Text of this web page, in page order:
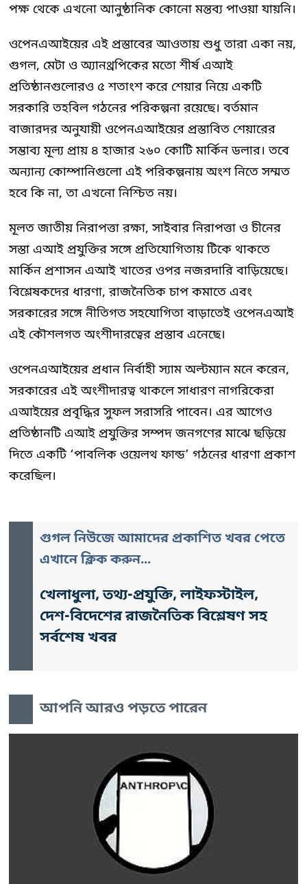
পক্ষ থেকে এখনো আনুষ্ঠানিক কোনো মন্তব্য পাওয়া যায়নি।
ওপেনএআইয়ের এই প্রস্তাবের আওতায় শুধু তারা একা নয়,
গুগল, মেটা ও অ্যানথ্রপিকের মতো শীর্ষ এআই
প্রতিষ্ঠানগুলোরও ৫ শতাংশ করে শেয়ার নিয়ে একটি
সরকারি তহবিল গঠনের পরিকল্পনা রয়েছে। বর্তমান
বাজারদর অনুযায়ী ওপেনএআইয়ের প্রস্তাবিত শেয়ারের
সম্ভাব্য মূল্য প্রায় ৪ হাজার ২৬০ কোটি মার্কিন ডলার। তবে
অন্যান্য কোম্পানিগুলো এই পরিকল্পনায় অংশ নিতে সম্মত
হবে কি না, তা এখনো নিশ্চিত নয়।
মূলত জাতীয় নিরাপত্তা রক্ষা, সাইবার নিরাপত্তা ও চীনের
সস্তা এআই প্রযুক্তির সঙ্গে প্রতিযোগিতায় টিকে থাকতে
মার্কিন প্রশাসন এআই খাতের ওপর নজরদারি বাড়িয়েছে।
বিশ্লেষকদের ধারণা, রাজনৈতিক চাপ কমাতে এবং
সরকারের সঙ্গে নীতিগত সহযোগিতা বাড়াতেই ওপেনএআই
এই কৌশলগত অংশীদারত্বের প্রস্তাব এনেছে।
ওপেনএআইয়ের প্রধান নির্বাহী স্যাম অল্টম্যান মনে করেন,
সরকারের এই অংশীদারত্ব থাকলে সাধারণ নাগরিকেরা
এআইয়ের প্রবৃদ্ধির সুফল সরাসরি পাবেন। এর আগেও
প্রতিষ্ঠানটি এআই প্রযুক্তির সম্পদ জনগণের মাঝে ছড়িয়ে
দিতে একটি ‘পাবলিক ওয়েলথ ফান্ড’ গঠনের ধারণা প্রকাশ
করেছিল।
গুগল নিউজে আমাদের প্রকাশিত খবর পেতে
এখানে ক্লিক করুন...
খেলাধুলা, তথ্য-প্রযুক্তি, লাইফস্টাইল,
দেশ-বিদেশের রাজনৈতিক বিশ্লেষণ সহ
সর্বশেষ খবর
আপনি আরও পড়তে পারেন